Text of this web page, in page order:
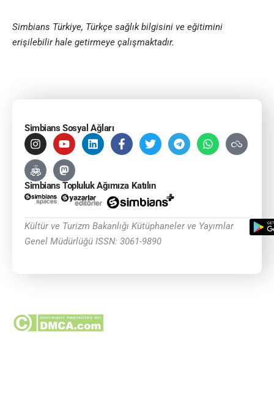
Simbians Türkiye, Türkçe sağlık bilgisini ve eğitimini
erişilebilir hale getirmeye çalışmaktadır.
Simbians Sosyal Ağları
Simbians Topluluk Ağımıza Katılın
Kültür ve Turizm Bakanlığı Kütüphaneler ve Yayımlar
Genel Müdürlüğü ISSN: 3061-9890